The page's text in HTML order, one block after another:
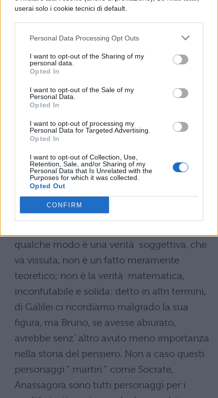
userai solo i cookie tecnici di default.
Personal Data Processing Opt Outs
I want to opt-out of the Sharing of my
personal data.
Opted In
I want to opt-out of the Sale of my
Personal Data.
Opted In
I want to opt-out of processing my
Personal Data for Targeted Advertising.
Opted In
I want to opt-out of Collection, Use,
Retention, Sale, and/or Sharing of my
Personal Data that Is Unrelated with the
Purposes for which it was collected.
Opted Out
CONFIRM